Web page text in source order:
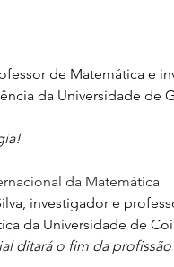
de Matemática e
da Universidade de
da Matemática
investigador e
da Universidade de
ditará o fim da